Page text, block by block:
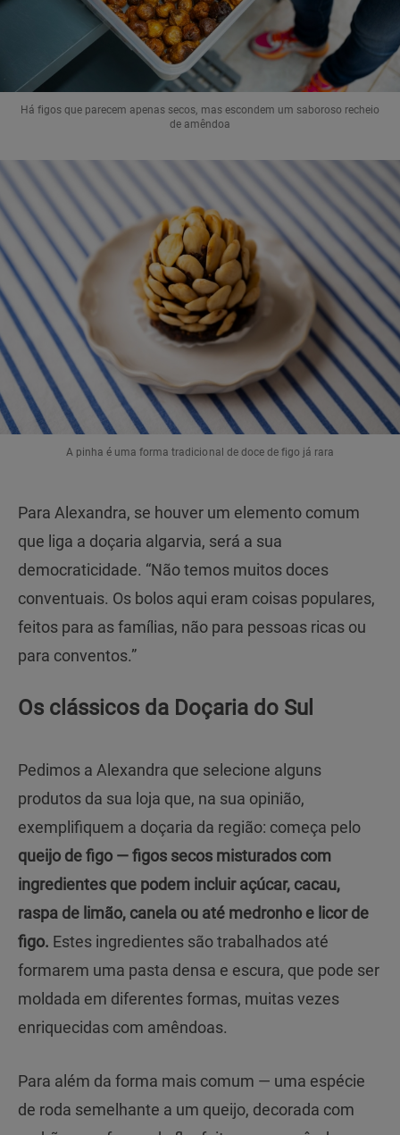
Há figos que parecem apenas secos, mas escondem um saboroso recheio
de amêndoa
A pinha é uma forma tradicional de doce de figo já rara
Para Alexandra, se houver um elemento comum
que liga a doçaria algarvia, será a sua
democraticidade. “Não temos muitos doces
conventuais. Os bolos aqui eram coisas populares,
feitos para as famílias, não para pessoas ricas ou
para conventos.”
Os clássicos da Doçaria do Sul
Pedimos a Alexandra que selecione alguns
produtos da sua loja que, na sua opinião,
exemplifiquem a doçaria da região: começa pelo
queijo de figo — figos secos misturados com
ingredientes que podem incluir açúcar, cacau,
raspa de limão, canela ou até medronho e licor de
figo. Estes ingredientes são trabalhados até
formarem uma pasta densa e escura, que pode ser
moldada em diferentes formas, muitas vezes
enriquecidas com amêndoas.
Para além da forma mais comum — uma espécie
de roda semelhante a um queijo, decorada com